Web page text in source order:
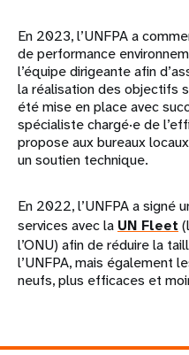
En 2023, l’UNFPA a
de performance
l’équipe dirigeante afin
la réalisation des objectifs
été mise en place avec
spécialiste chargé·e de
propose aux bureaux
un soutien technique.
En 2022, l’UNFPA a signé
services avec la UN Fleet
l’ONU) afin de réduire la
l’UNFPA, mais également
neufs, plus efficaces et